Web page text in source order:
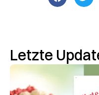
Letzte